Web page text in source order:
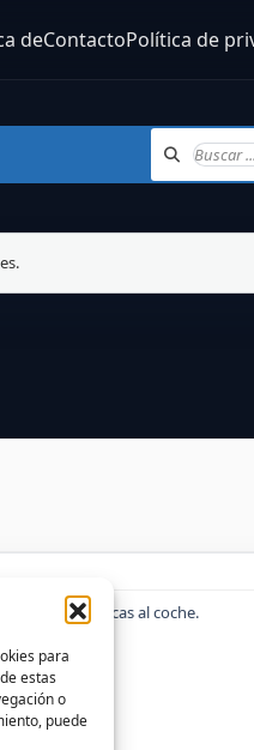
para
estas
o
puede
deContactoPolítica de
electrónicas al coche.